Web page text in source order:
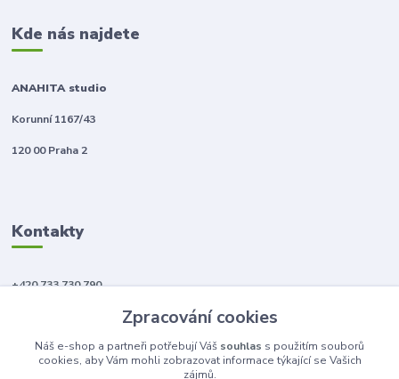
Kde nás najdete
ANAHITA studio
Korunní 1167/43
120 00 Praha 2
Kontakty
+420 733 730 790
Zpracování cookies
Náš e-shop a partneři potřebují Váš souhlas s použitím souborů
cookies, aby Vám mohli zobrazovat informace týkající se Vašich
zájmů.